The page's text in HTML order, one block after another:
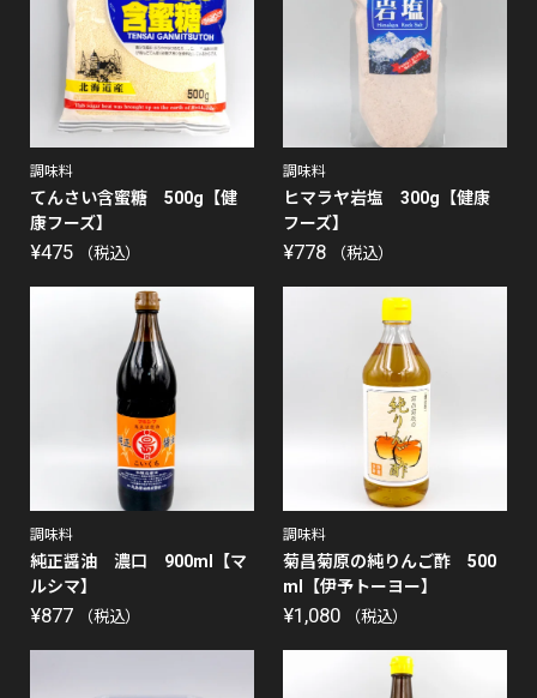
調味料
てんさい含蜜糖 500g【健
康フーズ】
¥475 （税込）
調味料
ヒマラヤ岩塩 300g【健康
フーズ】
¥778 （税込）
調味料
純正醤油 濃口 900ml【マ
ルシマ】
¥877 （税込）
調味料
菊昌菊原の純りんご酢 500
ml【伊予トーヨー】
¥1,080 （税込）